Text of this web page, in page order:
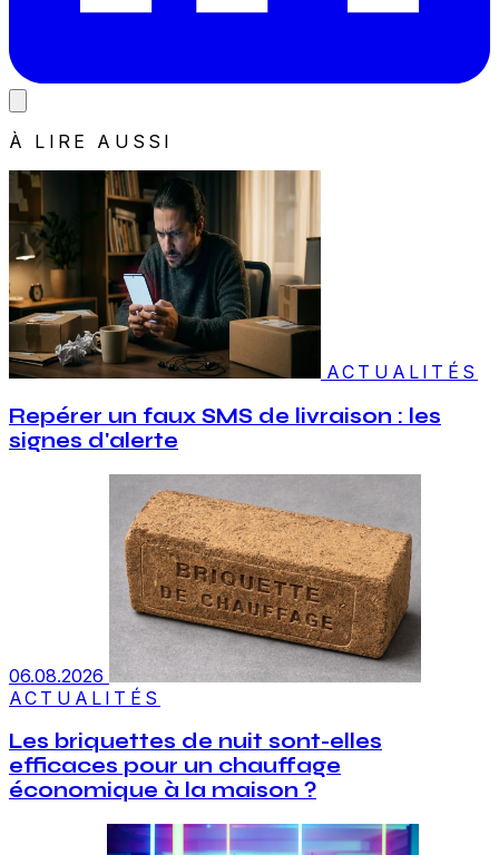
À LIRE AUSSI
ACTUALITÉS
Repérer un faux SMS de livraison : les
signes d'alerte
06.08.2026
ACTUALITÉS
Les briquettes de nuit sont-elles
efficaces pour un chauffage
économique à la maison ?